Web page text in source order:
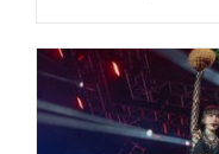
過，很謝謝每個
全文 "Yuki Lovey
MV〈沒關係〉男